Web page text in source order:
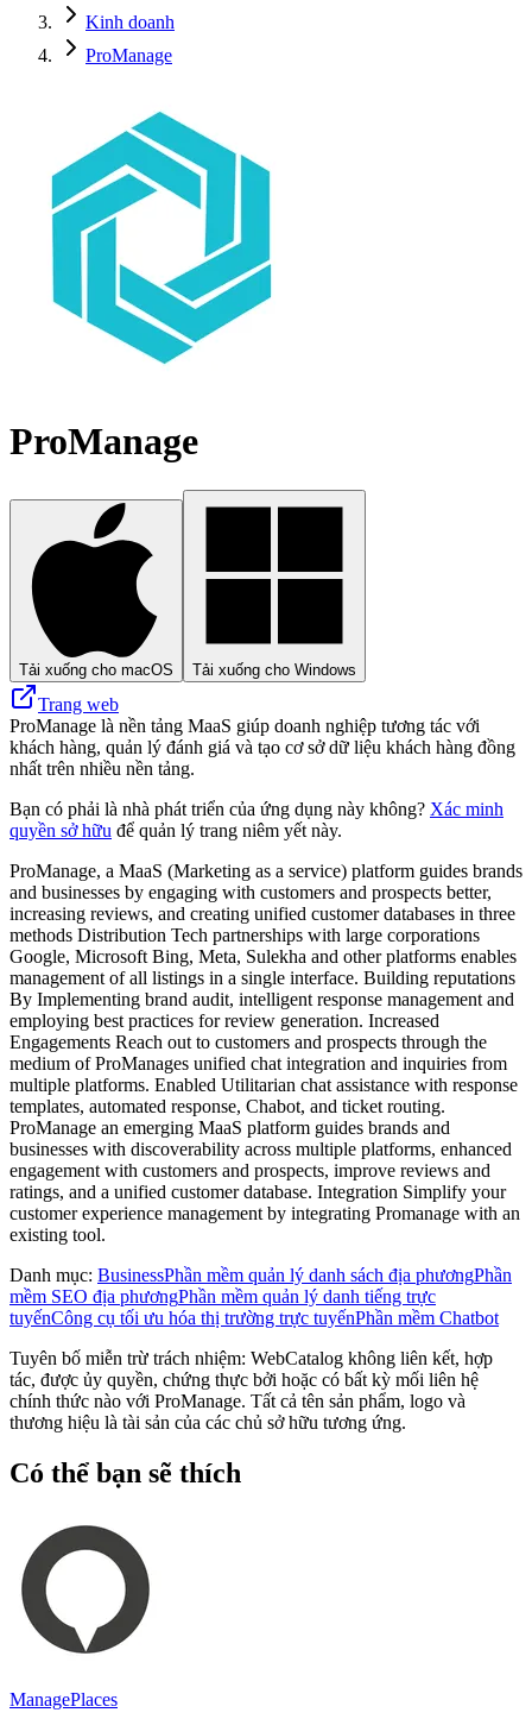
Kinh doanh
ProManage
ProManage
Tải xuống cho macOS Tải xuống cho Windows
Trang web
ProManage là nền tảng MaaS giúp doanh nghiệp tương tác với
khách hàng, quản lý đánh giá và tạo cơ sở dữ liệu khách hàng đồng
nhất trên nhiều nền tảng.
Bạn có phải là nhà phát triển của ứng dụng này không? Xác minh
quyền sở hữu để quản lý trang niêm yết này.
ProManage, a MaaS (Marketing as a service) platform guides brands
and businesses by engaging with customers and prospects better,
increasing reviews, and creating unified customer databases in three
methods Distribution Tech partnerships with large corporations
Google, Microsoft Bing, Meta, Sulekha and other platforms enables
management of all listings in a single interface. Building reputations
By Implementing brand audit, intelligent response management and
employing best practices for review generation. Increased
Engagements Reach out to customers and prospects through the
medium of ProManages unified chat integration and inquiries from
multiple platforms. Enabled Utilitarian chat assistance with response
templates, automated response, Chabot, and ticket routing.
ProManage an emerging MaaS platform guides brands and
businesses with discoverability across multiple platforms, enhanced
engagement with customers and prospects, improve reviews and
ratings, and a unified customer database. Integration Simplify your
customer experience management by integrating Promanage with an
existing tool.
Danh mục: BusinessPhần mềm quản lý danh sách địa phươngPhần
mềm SEO địa phươngPhần mềm quản lý danh tiếng trực
tuyếnCông cụ tối ưu hóa thị trường trực tuyếnPhần mềm Chatbot
Tuyên bố miễn trừ trách nhiệm: WebCatalog không liên kết, hợp
tác, được ủy quyền, chứng thực bởi hoặc có bất kỳ mối liên hệ
chính thức nào với ProManage. Tất cả tên sản phẩm, logo và
thương hiệu là tài sản của các chủ sở hữu tương ứng.
Có thể bạn sẽ thích
ManagePlaces